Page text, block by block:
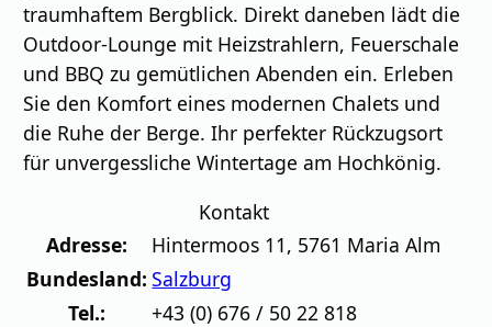
traumhaftem Bergblick. Direkt daneben lädt die
Outdoor-Lounge mit Heizstrahlern, Feuerschale
und BBQ zu gemütlichen Abenden ein. Erleben
Sie den Komfort eines modernen Chalets und
die Ruhe der Berge. Ihr perfekter Rückzugsort
für unvergessliche Wintertage am Hochkönig.
Kontakt
Adresse:
Hintermoos 11, 5761 Maria Alm
Bundesland: Salzburg
Tel.:
+43 (0) 676 / 50 22 818